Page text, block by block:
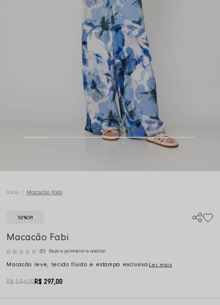
Início Macacão Fabi
50%Off
Macacão Fabi
(0) Seja o primeiro a avaliar
Macacão leve, tecido fluido e estampa exclusiva Ler mais
R$ 594,00R$ 297,00